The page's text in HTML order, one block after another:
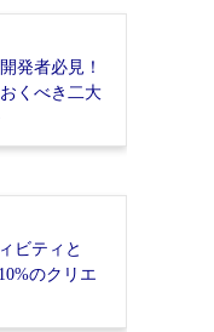
発者必見！
くべき二大
ビティと
のクリエ